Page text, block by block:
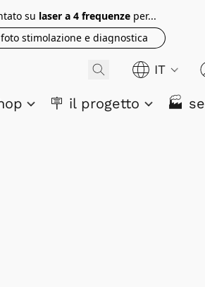
su laser a 4 frequenzeper...
stimolazione e diagnostica
IT
🪧 il progetto 🏭